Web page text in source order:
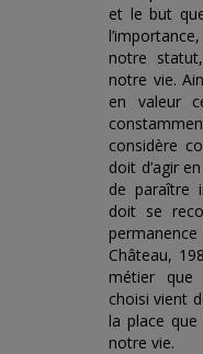
et le but
notre
notre vie.
en valeur
considère
doit d’agir
de paraître
doit se
Château,
métier que
choisi vient
la place
notre vie.